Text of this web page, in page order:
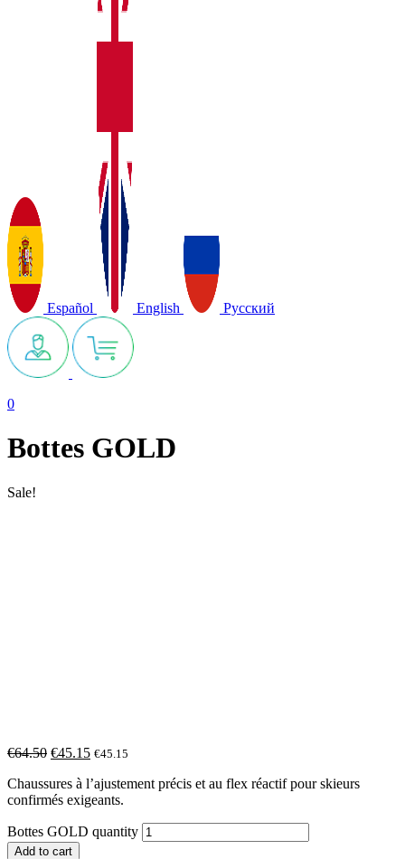
Español English Русский
0
Bottes GOLD
Sale!
€64.50 €45.15 €45.15
Chaussures à l’ajustement précis et au flex réactif pour skieurs
confirmés exigeants.
Bottes GOLD quantity
Add to cart